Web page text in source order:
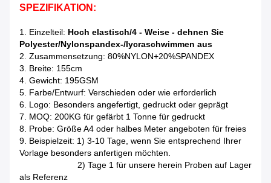
SPEZIFIKATION:
1. Einzelteil: Hoch elastisch/4 - Weise - dehnen Sie
Polyester/Nylonspandex-/lycraschwimmen aus
2. Zusammensetzung: 80%NYLON+20%SPANDEX
3. Breite: 155cm
4. Gewicht: 195GSM
5. Farbe/Entwurf: Verschieden oder wie erforderlich
6. Logo: Besonders angefertigt, gedruckt oder geprägt
7. MOQ: 200KG für gefärbt 1 Tonne für gedruckt
8. Probe: Größe A4 oder halbes Meter angeboten für freies
9. Beispielzeit: 1) 3-10 Tage, wenn Sie entsprechend Ihrer
Vorlage besonders anfertigen möchten.
2) Tage 1 für unsere herein Proben auf Lager
als Referenz